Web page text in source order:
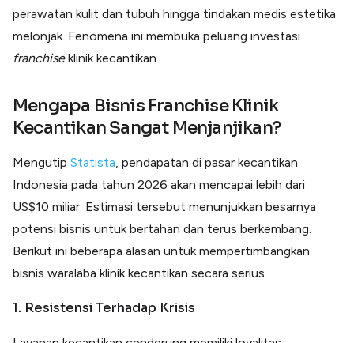
perawatan kulit dan tubuh hingga tindakan medis estetika
melonjak. Fenomena ini membuka peluang investasi
franchiseklinik kecantikan.
Mengapa Bisnis Franchise Klinik
KecantikanSangat Menjanjikan?
Mengutip Statista, pendapatan di pasar kecantikan
Indonesia pada tahun 2026 akan mencapai lebih dari
US$10 miliar. Estimasi tersebut menunjukkan besarnya
potensi bisnis untuk bertahan dan terus berkembang.
Berikut ini beberapa alasan untuk mempertimbangkan
bisnis waralaba klinik kecantikan secara serius.
1. Resistensi Terhadap Krisis